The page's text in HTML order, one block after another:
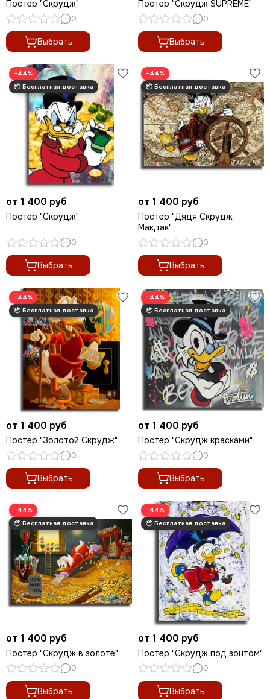
Современные картины
Скрудж Макдак
Трендовые арты
Денежные арты
Мотивационные арты
Арт губы
Волк с Уолл Стрит
Постер "Скрудж"
0
Выбрать
Постер "Скрудж SUPREME"
0
Выбрать
−44%
от 1 400 руб
Постер "Скрудж"
0
Выбрать
−44%
от 1 400 руб
Постер "Дядя Скрудж
Макдак"
0
Выбрать
−44%
от 1 400 руб
Постер "Золотой Скрудж"
0
Выбрать
−44%
от 1 400 руб
Постер "Скрудж красками"
0
Выбрать
−44%
от 1 400 руб
Постер "Скрудж в золоте"
0
Выбрать
−44%
от 1 400 руб
Постер "Скрудж под зонтом"
0
Выбрать